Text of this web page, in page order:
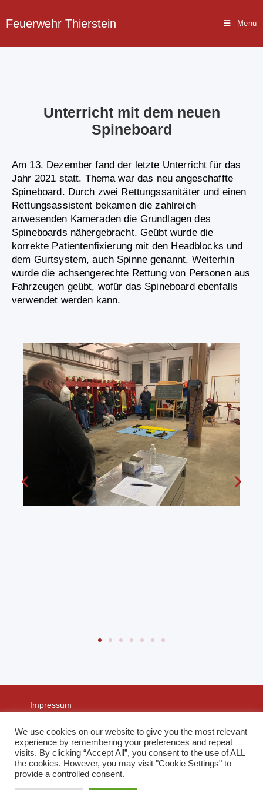
Feuerwehr Thierstein Menü
Unterricht mit dem neuen
Spineboard
Am 13. Dezember fand der letzte Unterricht für das
Jahr 2021 statt. Thema war das neu angeschaffte
Spineboard. Durch zwei Rettungssanitäter und einen
Rettungsassistent bekamen die zahlreich
anwesenden Kameraden die Grundlagen des
Spineboards nähergebracht. Geübt wurde die
korrekte Patientenfixierung mit den Headblocks und
dem Gurtsystem, auch Spinne genannt. Weiterhin
wurde die achsengerechte Rettung von Personen aus
Fahrzeugen geübt, wofür das Spineboard ebenfalls
verwendet werden kann.
Impressum
Datenschutz
We use cookies on our website to give you the most relevant
experience by remembering your preferences and repeat
visits. By clicking “Accept All”, you consent to the use of ALL
the cookies. However, you may visit "Cookie Settings" to
provide a controlled consent.